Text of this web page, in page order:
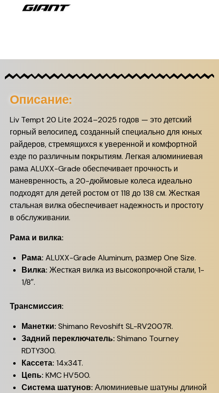
Описание:
Liv Tempt 20 Lite 2024–2025 годов — это детский
горный велосипед, созданный специально для юных
райдеров, стремящихся к уверенной и комфортной
езде по различным покрытиям. Легкая алюминиевая
рама ALUXX-Grade обеспечивает прочность и
маневренность, а 20-дюймовые колеса идеально
подходят для детей ростом от 118 до 138 см. Жесткая
стальная вилка обеспечивает надежность и простоту
в обслуживании.
Рама и вилка:
Рама: ALUXX-Grade Aluminum, размер One Size.
Вилка: Жесткая вилка из высокопрочной стали, 1-
1/8″.
Трансмиссия:
Манетки: Shimano Revoshift SL-RV2007R.
Задний переключатель: Shimano Tourney
RDTY300.
Кассета: 14x34T.
Цепь: KMC HV500.
Система шатунов: Алюминиевые шатуны длиной